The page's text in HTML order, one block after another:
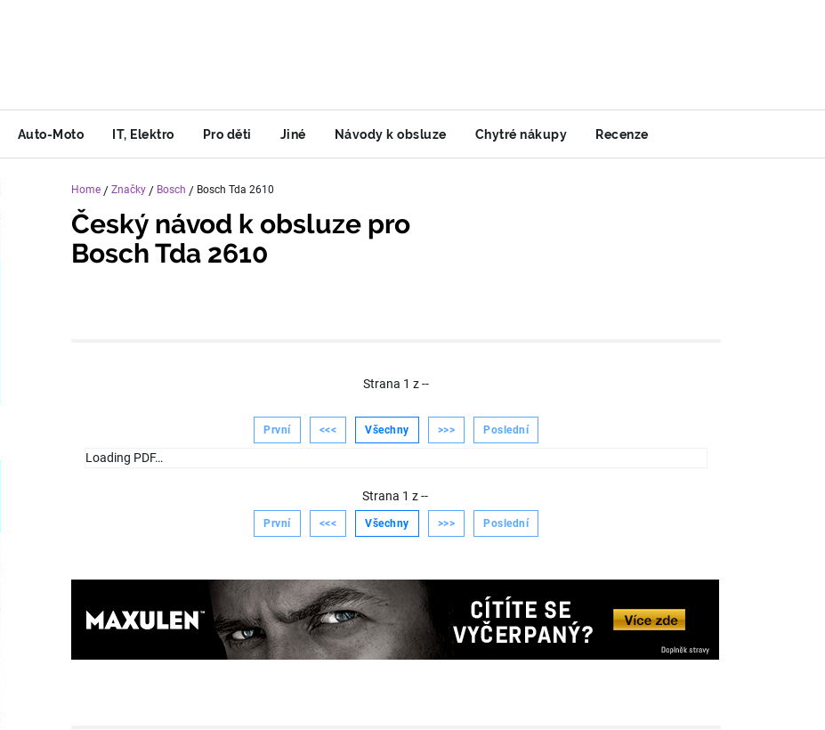
Auto-Moto IT, Elektro Pro děti Jiné Návody k obsluze Chytré nákupy Recenze
Home / Značky / Bosch / Bosch Tda 2610
Český návod k obsluze pro
Bosch Tda 2610
Strana 1 z--
První <<< Všechny >>> Poslední
Loading PDF…
Strana 1 z--
První <<< Všechny >>> Poslední